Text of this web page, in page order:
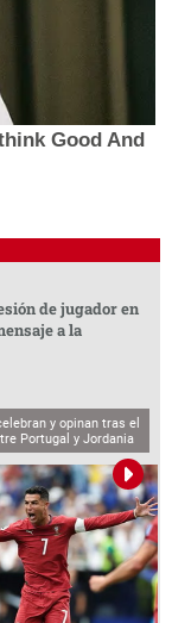
Good And
de jugador en
a la
y opinan tras el
Portugal y Jordania